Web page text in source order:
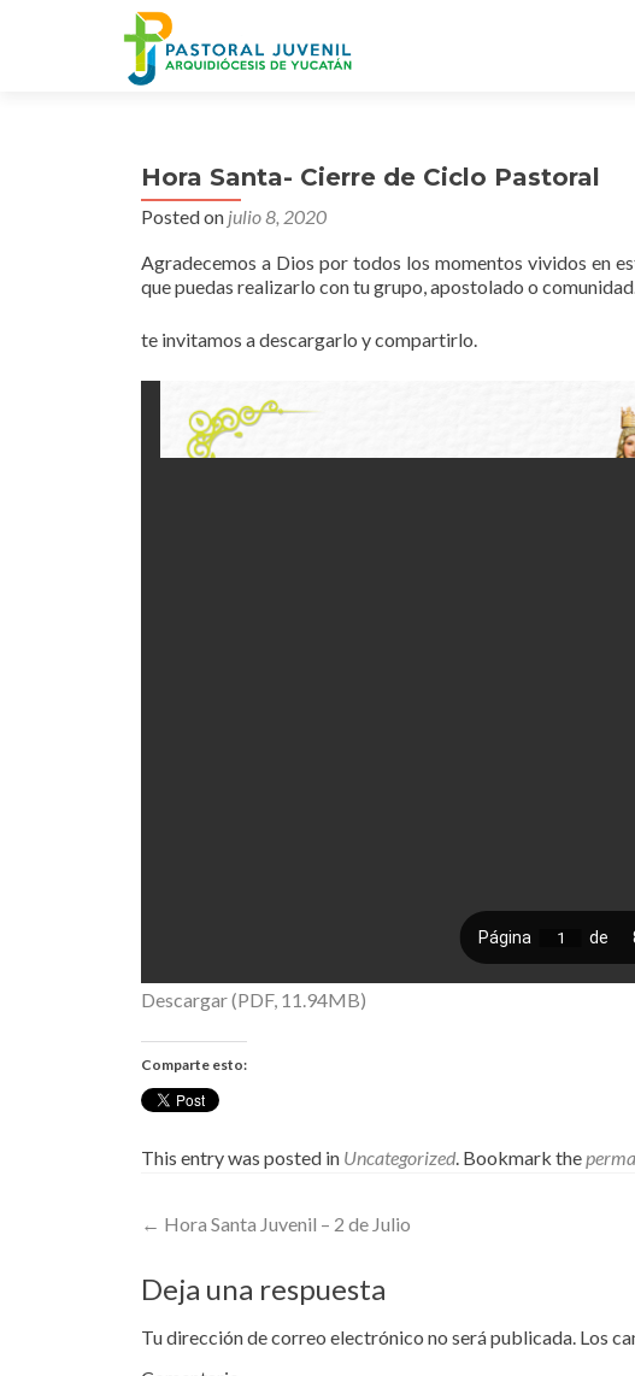
Hora Santa- Cierre de Ciclo Pastoral
Posted on julio 8, 2020
Agradecemos a Dios por todos los momentos vividos en
que puedas realizarlo con tu grupo, apostolado o
te invitamos a descargarlo y compartirlo.
Descargar (PDF, 11.94MB)
Comparte esto:
This entry was posted in Uncategorized. Bookmark the
Post
navigation
← Hora Santa Juvenil – 2 de Julio
Deja una respuesta
Tu dirección de correo electrónico no será publicada. Los